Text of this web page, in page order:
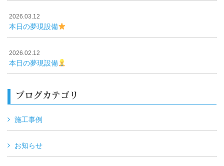
2026.03.12
本日の夢現設備
2026.02.12
本日の夢現設備
ブログカテゴリ
施工事例
お知らせ